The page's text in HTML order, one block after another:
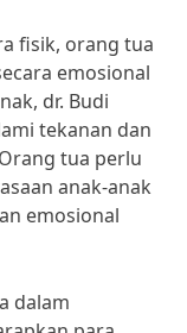
fisik, orang tua
emosional
dr. Budi
tekanan dan
tua perlu
anak-anak
emosional
dalam